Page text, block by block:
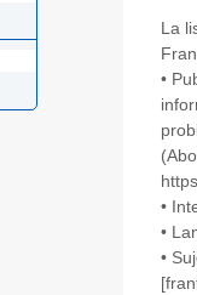
La
•
•
•
•